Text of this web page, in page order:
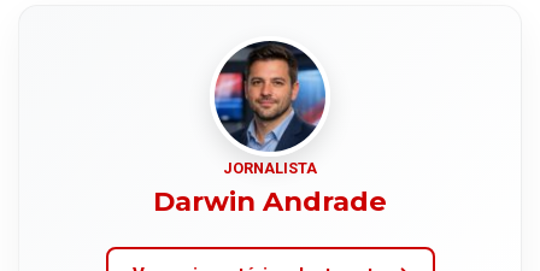
JORNALISTA
Darwin Andrade